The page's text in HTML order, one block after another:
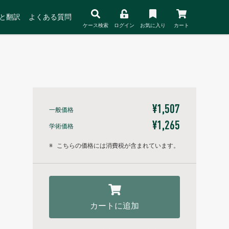
翻訳 よくある質問
ケース検索 ログイン お気に入り カート
一般価格 ¥1,507
学術価格 ¥1,265
※ こちらの価格には消費税が含まれています。
カートに追加